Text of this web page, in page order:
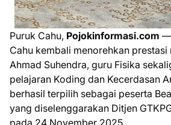
Puruk Cahu, Pojokinformasi.com —
Cahu kembali menorehkan
Ahmad Suhendra, guru Fisika
pelajaran Koding dan Kecerdasan
berhasil terpilih sebagai peserta
yang diselenggarakan Ditjen